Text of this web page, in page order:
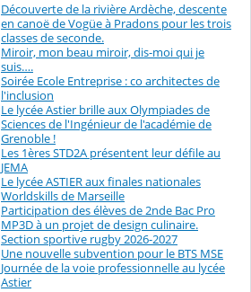
Découverte de la rivière Ardèche, descente
en canoë de Vogüe à Pradons pour les trois
classes de seconde.
Miroir, mon beau miroir, dis-moi qui je
suis….
Soirée Ecole Entreprise : co architectes de
l'inclusion
Le lycée Astier brille aux Olympiades de
Sciences de l'Ingénieur de l'académie de
Grenoble !
Les 1ères STD2A présentent leur défile au
JEMA
Le lycée ASTIER aux finales nationales
Worldskills de Marseille
Participation des élèves de 2nde Bac Pro
MP3D à un projet de design culinaire.
Section sportive rugby 2026-2027
Une nouvelle subvention pour le BTS MSE
Journée de la voie professionnelle au lycée
Astier